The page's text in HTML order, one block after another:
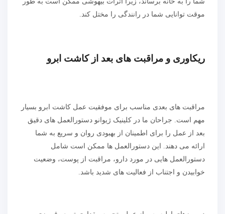
موقت توانایی شما در رانندگی را مختل کند.
ریکاوری و مراقبت های بعد از کاشت ابرو
مراقبت های بعدی مناسب برای موفقیت عمل کاشت ابرو بسیار
مهم است. جراحان ما در کلینیک ژیوانو دستورالعمل های دقیق
بعد از عمل را برای اطمینان از بهبودی روان و سریع به شما
ارائه می دهند. این دستورالعمل ها ممکن است شامل
دستورالعمل هایی در مورد دارو، مراقبت از پوست، وضعیت
خوابیدن و اجتناب از فعالیت های شدید باشد.